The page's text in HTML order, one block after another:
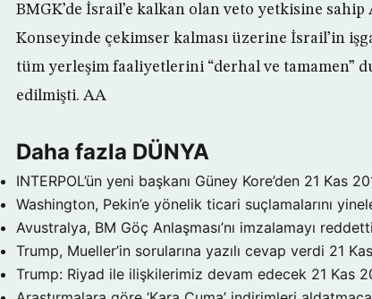
BMGK’de İsrail’e kalkan olan veto yetkisine sahip
Konseyinde çekimser kalması üzerine İsrail’in
tüm yerleşim faaliyetlerini “derhal ve tamamen”
edilmişti. AA
Daha fazla DÜNYA
INTERPOL’ün yeni başkanı Güney Kore’den 21 Kas
Washington, Pekin’e yönelik ticari suçlamalarını
Avustralya, BM Göç Anlaşması’nı imzalamayı reddetti
Trump, Mueller’in sorularına yazılı cevap verdi 21
Trump: Riyad ile ilişkilerimiz devam edecek 21 Kas